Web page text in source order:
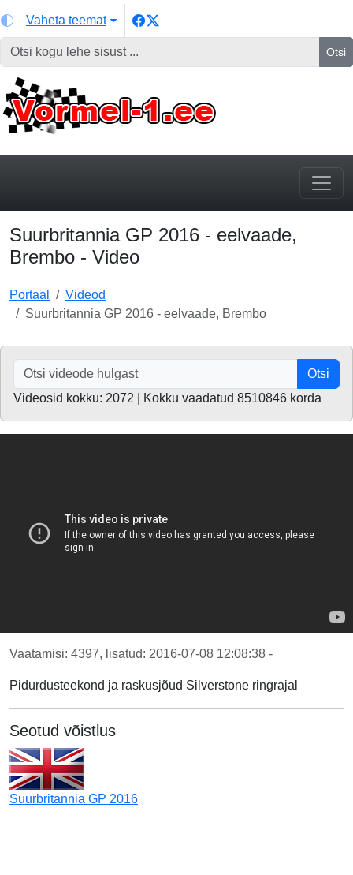
Vaheta teemat
Otsi
Suurbritannia GP 2016 - eelvaade,
Brembo - Video
Portaal
Videod
Suurbritannia GP 2016 - eelvaade, Brembo
Otsi
Videosid kokku: 2072 | Kokku vaadatud 8510846 korda
Vaatamisi: 4397, lisatud: 2016-07-08 12:08:38 -
Pidurdusteekond ja raskusjõud Silverstone ringrajal
Seotud võistlus
Suurbritannia GP 2016